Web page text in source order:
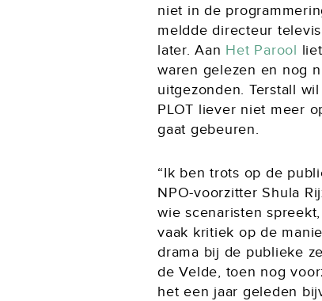
niet in de
meldde directeur
later. Aan Het Parool
waren gelezen en nog
uitgezonden. Terstall
PLOT liever niet meer
gaat gebeuren.
“Ik ben trots op de
NPO-voorzitter Shula
wie scenaristen
vaak kritiek op de
drama bij de publieke
de Velde, toen nog
het een jaar geleden